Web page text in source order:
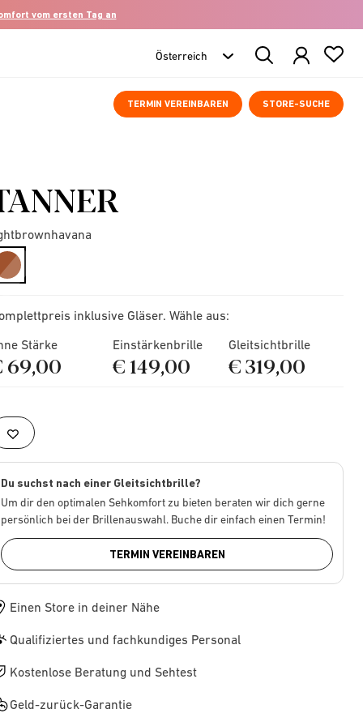
vom ersten Tag an
Search
Products
TERMIN VEREINBAREN STORE-SUCHE
selected
inklusive Gläser. Wähle aus:
Stärke
69,00
Einstärkenbrille
€ 149,00
Gleitsichtbrille
€ 319,00
Du suchst nach einer Gleitsichtbrille?
Um dir den optimalen Sehkomfort zu bieten beraten wir dich gerne
persönlich bei der Brillenauswahl. Buche dir einfach einen Termin!
TERMIN VEREINBAREN
Einen Store in deiner Nähe
Qualifiziertes und fachkundiges Personal
Kostenlose Beratung und Sehtest
Geld-zurück-Garantie